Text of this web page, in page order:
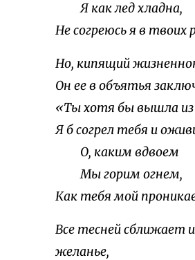
Я как лед хладна,
Не согреюсь я в твоих
Но, кипящий
Он ее в объятья
«Ты хотя бы вышла
Я б согрел тебя и
О, каким вдвоем
Мы горим огнем,
Как тебя мой
Все тесней сближает
желанье,